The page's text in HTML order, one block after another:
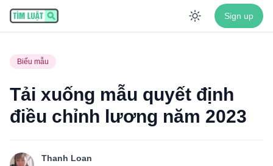
Enable
Sign up
Biểu mẫu
Tải xuống mẫu quyết định
điều chỉnh lương năm 2023
Thanh Loan